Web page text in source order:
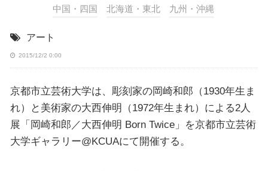
中国・四国 北海道・東北 九州・沖縄
アート
2015/12/2 0:00
京都市立芸術大学は、彫刻家の岡崎和郎（1930年生ま
れ）と美術家の大西伸明（1972年生まれ）による2人
展「岡崎和郎／大西伸明 Born Twice」を京都市立芸術
大学ギャラリー@KCUAにて開催する。